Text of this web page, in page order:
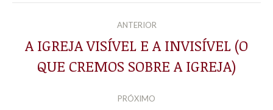
NAVEGAÇÃO
DE
POST:
ANTERIOR
Post
anterior:
A IGREJA VISÍVEL E A INVISÍVEL (O
QUE CREMOS SOBRE A IGREJA)
PRÓXIMO